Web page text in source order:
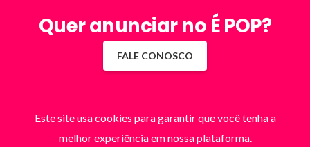
Quer anunciar no É POP?
FALE CONOSCO
Este site usa cookies para garantir que você tenha a
melhor experiência em nossa plataforma.